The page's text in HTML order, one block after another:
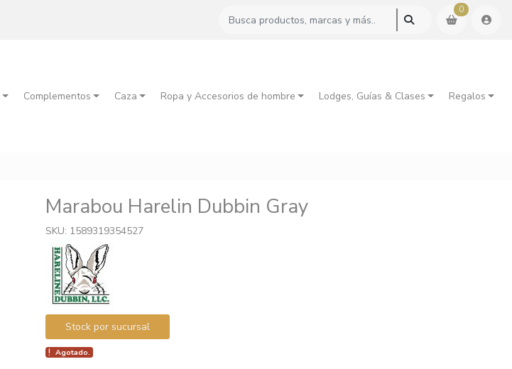
0
Complementos Caza Ropa y Accesorios de hombre Lodges, Guías & Clases Regalos
Marabou Harelin Dubbin Gray
SKU: 1589319354527
Stock por sucursal
Agotado.